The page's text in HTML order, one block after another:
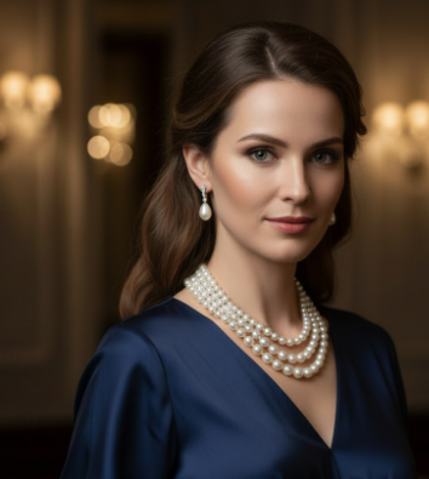
Halb-Halb Kette mit Herzanhänger –
Diese elegante Kette kombiniert zwei
Eine Hälfte besteht aus 925er Sterling
aus natürlichen Süßwasser-Zuchtperlen
Ein kleiner, feiner Herzanhänger bildet
Produktdetails:
• Material: 925er Silber, 14k vergoldet
• Natürliche Süßwasser-Zuchtperlen
• Herzanhänger in der Mitte